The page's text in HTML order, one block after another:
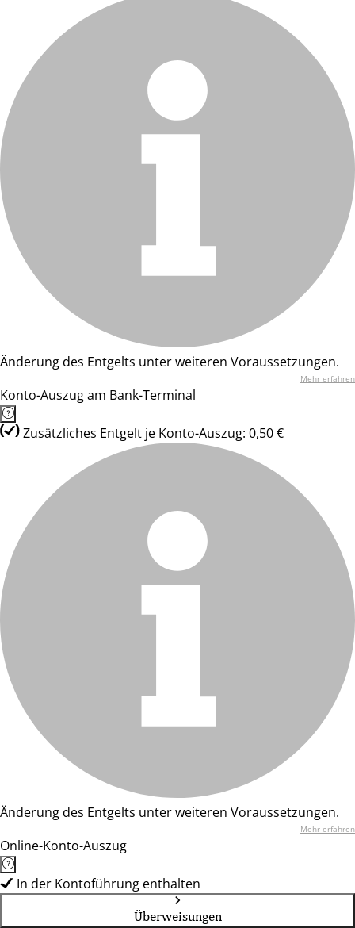
Änderung des Entgelts unter weiteren Voraussetzungen.
Mehr erfahren
Konto-Auszug am Bank-Terminal
Zusätzliches Entgelt je Konto-Auszug: 0,50 €
Änderung des Entgelts unter weiteren Voraussetzungen.
Mehr erfahren
Online-Konto-Auszug
In der Kontoführung enthalten
Überweisungen